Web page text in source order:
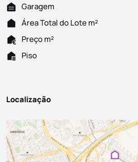
Garagem
Área Total do Lote m²
Preço m²
Piso
Localização